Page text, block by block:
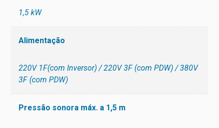
1,5 kW
Alimentação
220V 1F(com Inversor) / 220V 3F (com PDW) / 380V
3F (com PDW)
Pressão sonora máx. a 1,5 m